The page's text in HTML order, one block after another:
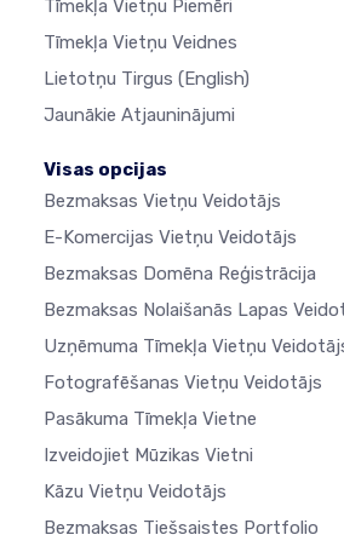
Tīmekļa Vietņu Piemēri
Tīmekļa Vietņu Veidnes
Lietotņu Tirgus (English)
Jaunākie Atjauninājumi
Visas opcijas
Bezmaksas Vietņu Veidotājs
E-Komercijas Vietņu Veidotājs
Bezmaksas Domēna Reģistrācija
Bezmaksas Nolaišanās Lapas
Uzņēmuma Tīmekļa Vietņu
Fotografēšanas Vietņu Veidotājs
Pasākuma Tīmekļa Vietne
Izveidojiet Mūzikas Vietni
Kāzu Vietņu Veidotājs
Bezmaksas Tiešsaistes Portfolio